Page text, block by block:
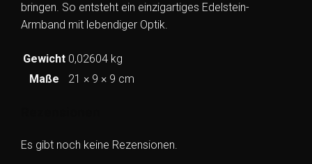
bringen. So entsteht ein einzigartiges Edelstein-
Armband mit lebendiger Optik.
Gewicht 0,02604 kg
Maße
21 × 9 × 9 cm
Es gibt noch keine Rezensionen.